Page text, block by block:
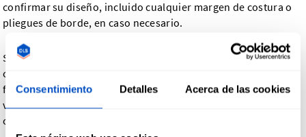
Consentimiento Detalles Acerca de las cookies
confirmar su diseño, incluido cualquier margen de costura o
pliegues de borde, en caso necesario.
Si tiene algún requisito específico, puede incluir cualquier
comentario al realizar su pedido. En caso de que esté
familiarizado con la terminología de tipo de etiqueta de la
vieja escuela, también puede dejarla en el campo de
comentarios: